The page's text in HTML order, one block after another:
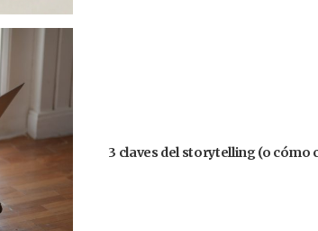
3 claves del storytelling (o